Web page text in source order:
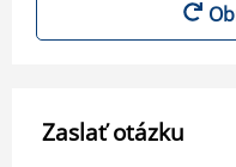
Zaslať otázku